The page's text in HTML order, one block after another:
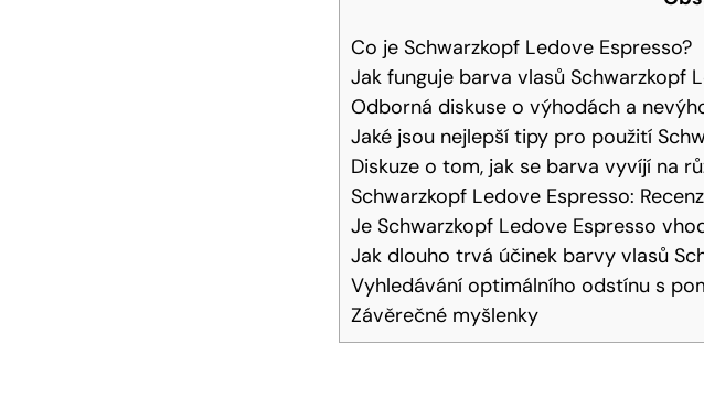
Co‍ je Schwarzkopf​ Ledove Espresso?
Jak funguje‌ barva vlasů⁢ Schwarzkopf​
Odborná⁣ diskuse o výhodách a‌
Jaké jsou nejlepší tipy pro použití
Diskuze o tom, jak se barva⁣ vyvíjí na
Schwarzkopf Ledove Espresso:
Je Schwarzkopf Ledove Espresso⁤
Jak‍ dlouho trvá účinek ⁤barvy vlasů
Vyhledávání optimálního‍ odstínu ⁢s
Závěrečné myšlenky